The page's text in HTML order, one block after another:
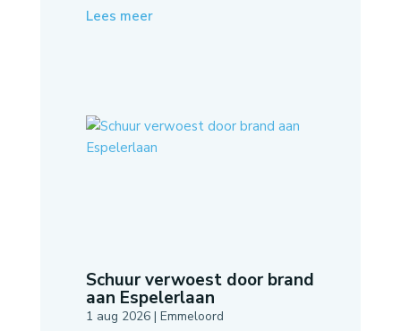
Lees meer
Schuur verwoest door brand
aan Espelerlaan
1 aug 2026| Emmeloord